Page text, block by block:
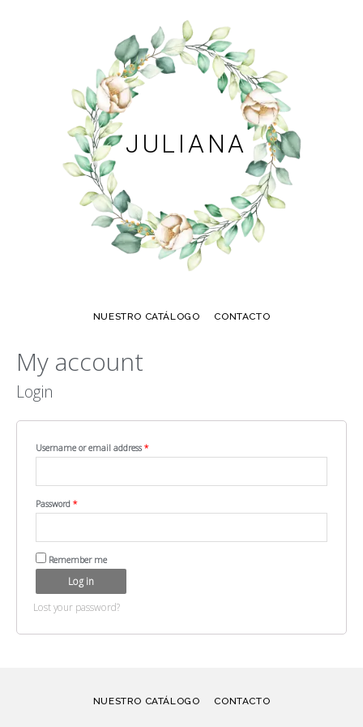
JULIANA
NUESTRO CATÁLOGO CONTACTO
My account
Login
Username or email address *
Password *
Remember me
Log in
Lost your password?
NUESTRO CATÁLOGO CONTACTO